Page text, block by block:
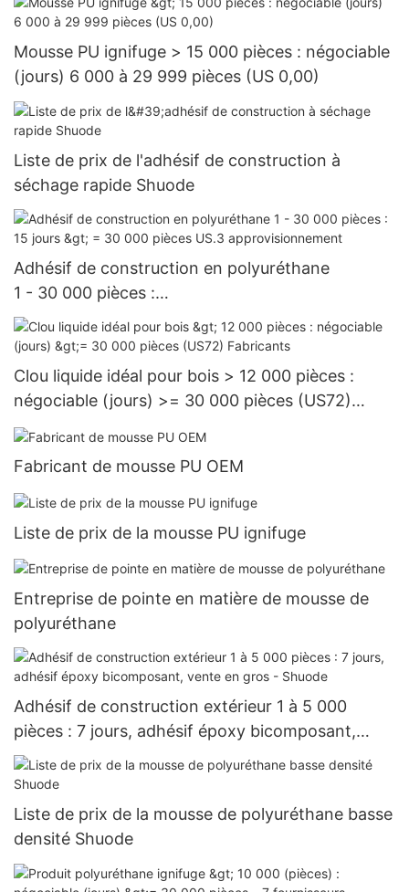
Mousse PU ignifuge > 15 000 pièces : négociable
(jours) 6 000 à 29 999 pièces (US 0,00)
Liste de prix de l'adhésif de construction à
séchage rapide Shuode
Adhésif de construction en polyuréthane
1 - 30 000 pièces :
15 jours > = 30 000 pièces US.3 approvisionnem
ent
Clou liquide idéal pour bois > 12 000 pièces :
négociable (jours) >= 30 000 pièces (US72)
Fabricants
Fabricant de mousse PU OEM
Liste de prix de la mousse PU ignifuge
Entreprise de pointe en matière de mousse de
polyuréthane
Adhésif de construction extérieur 1 à 5 000
pièces : 7 jours, adhésif époxy bicomposant,
vente en gros - Shuode
Liste de prix de la mousse de polyuréthane basse
densité Shuode